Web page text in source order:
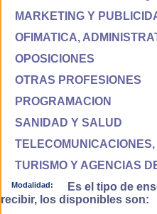
MARKETING Y
OFIMATICA,
OPOSICIONES
OTRAS PROFESIONES
PROGRAMACION
SANIDAD Y SALUD
TELECOMUNICACIONES,
TURISMO Y AGENCIAS
Modalidad:
Es el tipo de
recibir, los disponibles son: